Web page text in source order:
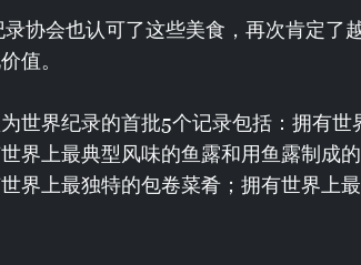
协会也认可了这些美食，再次肯定了
值。
世界纪录的首批5个记录包括：拥有世
界上最典型风味的鱼露和用鱼露制成
界上最独特的包卷菜肴；拥有世界上